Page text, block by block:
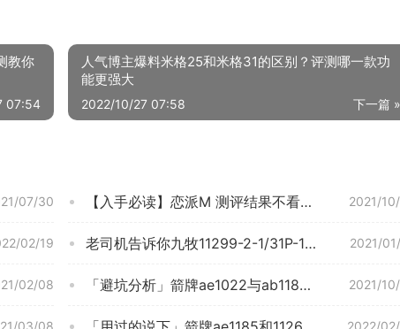
教你
07:54
人气博主爆料米格25和米格31的区别？评测哪一款功
能更强大
下一篇 »
2022/10/27 07:58
07/30 2021/
【入手必读】恋派M 测评结果不看后悔，马桶图文爆料质量怎么样？小白必看！
02/19 2021/
老司机告诉你九牧11299-2-1/31P-1怎么样？质量真的好吗
02/08 2021/
「避坑分析」箭牌ae1022与ab1183区别哪个好？评测解读该怎么选
03/08 2022/